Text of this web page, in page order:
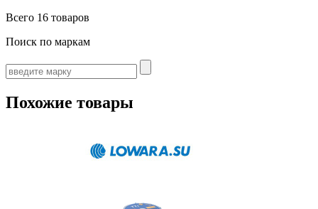
Всего 16 товаров
Поиск по маркам
Похожие товары